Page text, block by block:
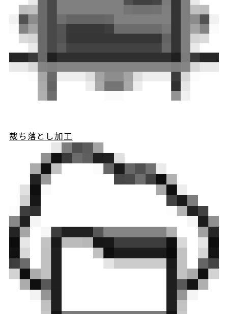
裁ち落とし加工